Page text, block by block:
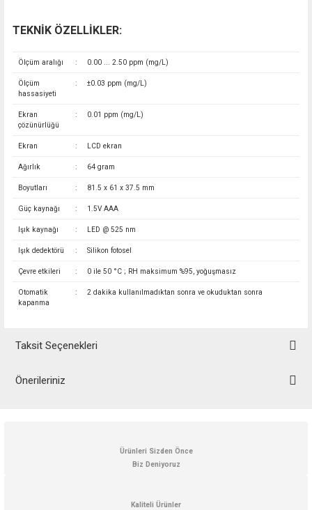
TEKNİK ÖZELLİKLER:
Ölçüm aralığı : 0.00 ... 2.50 ppm (mg/L)
Ölçüm
hassasiyeti
: ±0.03 ppm (mg/L)
Ekran
çözünürlüğü
: 0.01 ppm (mg/L)
Ekran : LCD ekran
Ağırlık : 64 gram
Boyutları : 81.5 x 61 x 37.5 mm
Güç kaynağı : 1.5V AAA
Işık kaynağı : LED @ 525 nm
Işık dedektörü : Silikon fotosel
Çevre etkileri : 0 ile 50 °C ; RH maksimum %95, yoğuşmasız
Otomatik
kapanma
: 2 dakika kullanılmadıktan sonra ve okuduktan sonra
Taksit Seçenekleri
Önerileriniz
Görüş ve önerileriniz için teşekkür ederiz.
Ürün açıklamasında eksik bilgiler bulunuyor.
Ürünleri Sizden Önce
Biz Deniyoruz
Kaliteli Ürünler